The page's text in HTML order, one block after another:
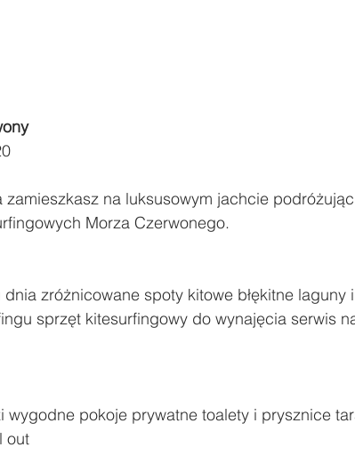
na luksusowym jachcie
Morza Czerwonego.
zróżnicowane spoty kitowe błękitne laguny
sprzęt kitesurfingowy do wynajęcia serwis
out